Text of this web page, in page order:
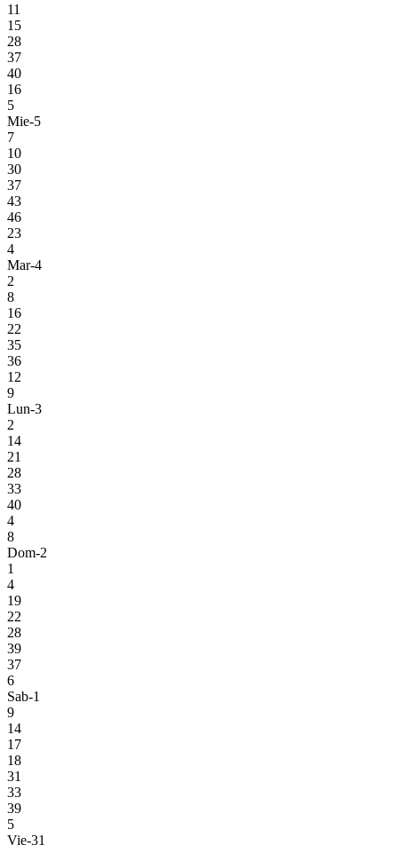
11
15
28
37
40
16
5
Mie-5
7
10
30
37
43
46
23
4
Mar-4
2
8
16
22
35
36
12
9
Lun-3
2
14
21
28
33
40
4
8
Dom-2
1
4
19
22
28
39
37
6
Sab-1
9
14
17
18
31
33
39
5
Vie-31